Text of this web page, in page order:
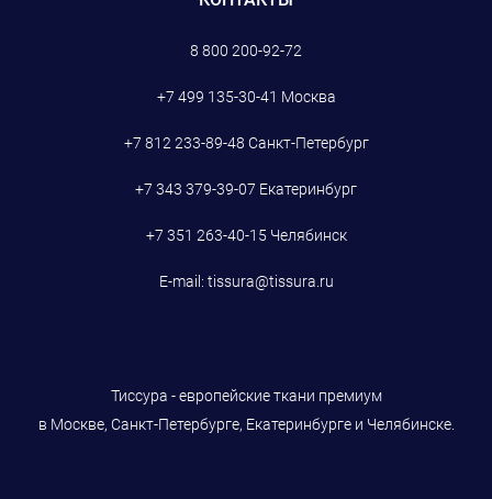
8 800 200-92-72
+7 499 135-30-41 Москва
+7 812 233-89-48 Санкт-Петербург
+7 343 379-39-07 Екатеринбург
+7 351 263-40-15 Челябинск
E-mail: tissura@tissura.ru
Тиссура - европейские ткани премиум
в Москве, Санкт-Петербурге, Екатеринбурге и Челябинске.